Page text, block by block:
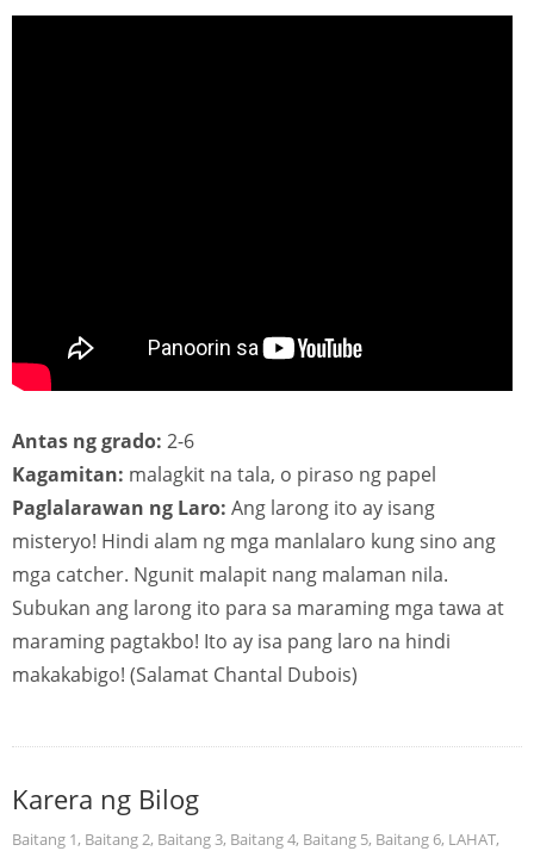
Antas ng grado: 2-6
Kagamitan: malagkit na tala, o piraso ng papel
Paglalarawan ng Laro: Ang larong ito ay isang
misteryo! Hindi alam ng mga manlalaro kung sino ang
mga catcher. Ngunit malapit nang malaman nila.
Subukan ang larong ito para sa maraming mga tawa at
maraming pagtakbo! Ito ay isa pang laro na hindi
makakabigo! (Salamat Chantal Dubois)
Karera ng Bilog
Baitang 1, Baitang 2, Baitang 3, Baitang 4, Baitang 5, Baitang 6, LAHAT,